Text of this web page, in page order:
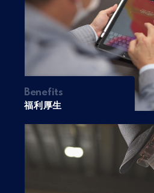
Benefits
福利厚生